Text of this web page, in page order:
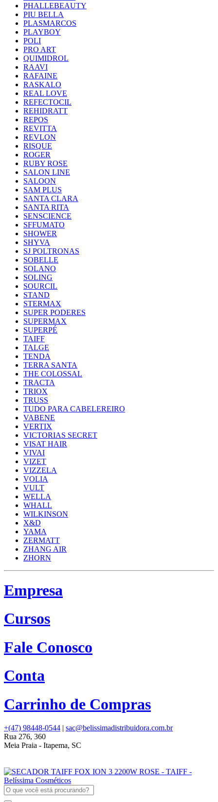
PHALLEBEAUTY
PIU BELLA
PLASMARCOS
PLAYBOY
POLI
PRO ART
QUIMIDROL
RAAVI
RAFAINE
RASKALO
REAL LOVE
REFECTOCIL
REHIDRATT
REPOS
REVITTA
REVLON
RISQUE
ROGER
RUBY ROSE
SALON LINE
SALOON
SAM PLUS
SANTA CLARA
SANTA RITA
SENSCIENCE
SFFUMATO
SHOWER
SHYVA
SJ POLTRONAS
SOBELLE
SOLANO
SOLING
SOURCIL
STAND
STERMAX
SUPER PODERES
SUPERMAX
SUPERPÉ
TAIFF
TALGE
TENDA
TERRA SANTA
THE COLOSSAL
TRACTA
TRIOX
TRUSS
TUDO PARA CABELEREIRO
VABENE
VERTIX
VICTORIAS SECRET
VISAT HAIR
VIVAI
VIZET
VIZZELA
VOLIA
VULT
WELLA
WHALL
WILKINSON
X&D
YAMA
ZERMATT
ZHANG AIR
ZHORN
Empresa
Cursos
Fale Conosco
Conta
Carrinho de Compras
+(47) 98448-0544 | sac@belissimadistribuidora.com.br
Rua 276, 360
Meia Praia - Itapema, SC